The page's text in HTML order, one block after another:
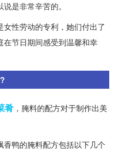
是非常辛苦的。
性劳动的专利，她们付出了
节日期间感受到温馨和幸
肴 ，腌料的配方对于制作出美
鸭的腌料配方包括以下几个